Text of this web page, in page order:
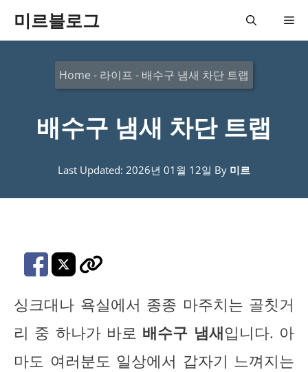
미르블로그 메
Home - 라이프 - 배수구 냄새 차단 트랩
배수구 냄새 차단 트랩
Last Updated: 2026년 01월 12일 By 미르
싱크대나 욕실에서 종종 마주치는 골칫거
리 중 하나가 바로 배수구 냄새입니다. 아
마도 여러분도 일상에서 갑자기 느껴지는